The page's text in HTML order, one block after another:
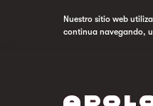
Nuestro sitio web
continua navegando,